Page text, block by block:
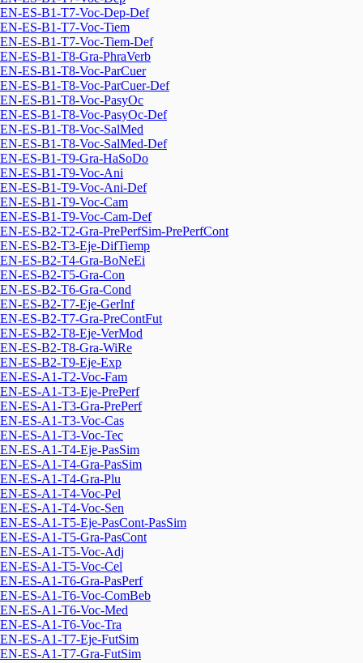
EN-ES-B1-T7-Voc-Dep-Def
EN-ES-B1-T7-Voc-Tiem
EN-ES-B1-T7-Voc-Tiem-Def
EN-ES-B1-T8-Gra-PhraVerb
EN-ES-B1-T8-Voc-ParCuer
EN-ES-B1-T8-Voc-ParCuer-Def
EN-ES-B1-T8-Voc-PasyOc
EN-ES-B1-T8-Voc-PasyOc-Def
EN-ES-B1-T8-Voc-SalMed
EN-ES-B1-T8-Voc-SalMed-Def
EN-ES-B1-T9-Gra-HaSoDo
EN-ES-B1-T9-Voc-Ani
EN-ES-B1-T9-Voc-Ani-Def
EN-ES-B1-T9-Voc-Cam
EN-ES-B1-T9-Voc-Cam-Def
EN-ES-B2-T2-Gra-PrePerfSim-PrePerfCont
EN-ES-B2-T3-Eje-DifTiemp
EN-ES-B2-T4-Gra-BoNeEi
EN-ES-B2-T5-Gra-Con
EN-ES-B2-T6-Gra-Cond
EN-ES-B2-T7-Eje-GerInf
EN-ES-B2-T7-Gra-PreContFut
EN-ES-B2-T8-Eje-VerMod
EN-ES-B2-T8-Gra-WiRe
EN-ES-B2-T9-Eje-Exp
EN-ES-A1-T2-Voc-Fam
EN-ES-A1-T3-Eje-PrePerf
EN-ES-A1-T3-Gra-PrePerf
EN-ES-A1-T3-Voc-Cas
EN-ES-A1-T3-Voc-Tec
EN-ES-A1-T4-Eje-PasSim
EN-ES-A1-T4-Gra-PasSim
EN-ES-A1-T4-Gra-Plu
EN-ES-A1-T4-Voc-Pel
EN-ES-A1-T4-Voc-Sen
EN-ES-A1-T5-Eje-PasCont-PasSim
EN-ES-A1-T5-Gra-PasCont
EN-ES-A1-T5-Voc-Adj
EN-ES-A1-T5-Voc-Cel
EN-ES-A1-T6-Gra-PasPerf
EN-ES-A1-T6-Voc-ComBeb
EN-ES-A1-T6-Voc-Med
EN-ES-A1-T6-Voc-Tra
EN-ES-A1-T7-Eje-FutSim
EN-ES-A1-T7-Gra-FutSim